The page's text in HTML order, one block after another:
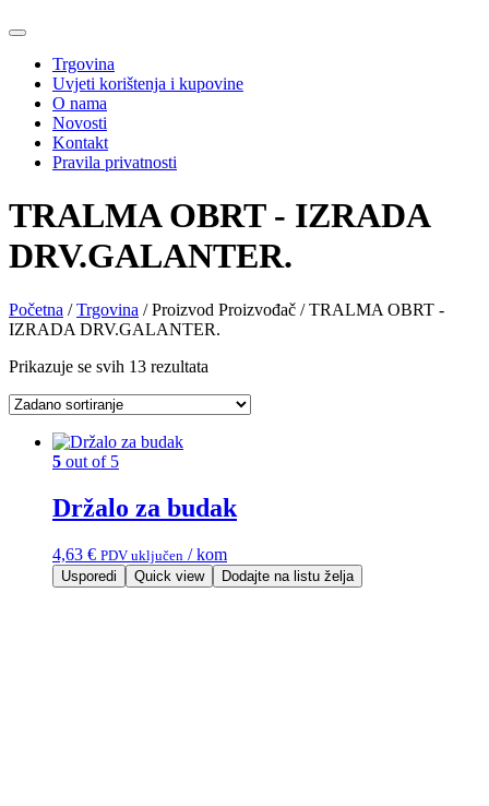
Trgovina
Uvjeti korištenja i kupovine
O nama
Novosti
Kontakt
Pravila privatnosti
TRALMA OBRT - IZRADA
DRV.GALANTER.
Početna /Trgovina / Proizvod Proizvođač / TRALMA OBRT -
IZRADA DRV.GALANTER.
Prikazuje se svih 13 rezultata
5 out of 5
Držalo za budak
4,63 € PDV uključen / kom
Usporedi Quick view Dodajte na listu želja